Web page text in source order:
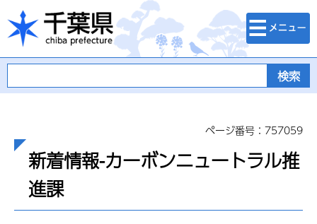
千葉県
検索・メニュ
ー
ページ番号：757059
新着情報-カーボンニュートラル推
進課